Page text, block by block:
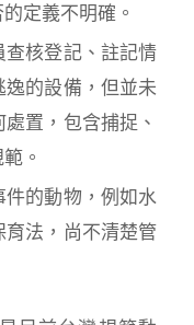
定義不明確。
核登記、註記情
的設備，但並未
置，包含捕捉、
。
的動物，例如水
法，尚不清楚管